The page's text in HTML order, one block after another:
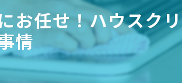
ある質問 塗装工事
外構工事
不用品回収
お任せ！ハウスク
情